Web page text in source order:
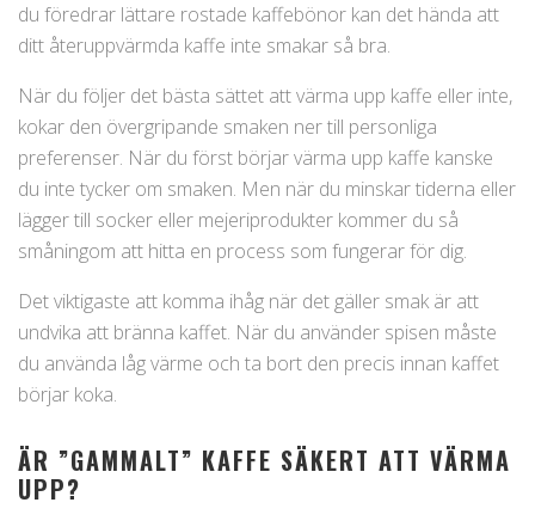
du föredrar lättare rostade kaffebönor kan det hända att
ditt återuppvärmda kaffe inte smakar så bra.
När du följer det bästa sättet att värma upp kaffe eller inte,
kokar den övergripande smaken ner till personliga
preferenser. När du först börjar värma upp kaffe kanske
du inte tycker om smaken. Men när du minskar tiderna eller
lägger till socker eller mejeriprodukter kommer du så
småningom att hitta en process som fungerar för dig.
Det viktigaste att komma ihåg när det gäller smak är att
undvika att bränna kaffet. När du använder spisen måste
du använda låg värme och ta bort den precis innan kaffet
börjar koka.
ÄR ”GAMMALT” KAFFE SÄKERT ATT VÄRMA
UPP?